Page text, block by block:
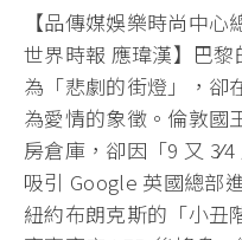
【品傳媒娛樂時尚中
世界時報 應瑋漢】巴
為「悲劇的街燈」，卻
為愛情的象徵。倫敦國
房倉庫，卻因「9 又
吸引 Google 英國總部
紐約布朗克斯的「小丑